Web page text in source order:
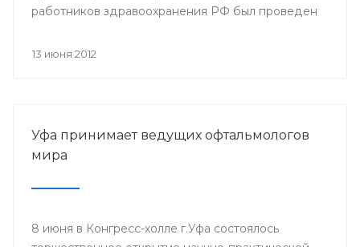
работников здравоохранения РФ был проведен
отрасли здравоохранения, посвященный Дню
систематическим занятиям физической культурой
и спортом, укрепления здоровья работников
сферы здравоохранения.
13 июня 2012
Уфа принимает ведущих офтальмологов
мира
8 июня в Конгресс-холле г.Уфа состоялось